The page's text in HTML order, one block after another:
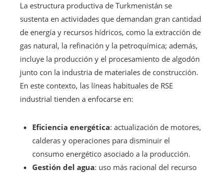
La estructura productiva de Turkmenistán se
sustenta en actividades que demandan gran cantidad
de energía y recursos hídricos, como la extracción de
gas natural, la refinación y la petroquímica; además,
incluye la producción y el procesamiento de algodón
junto con la industria de materiales de construcción.
En este contexto, las líneas habituales de RSE
industrial tienden a enfocarse en:
Eficiencia energética: actualización de motores,
calderas y operaciones para disminuir el
consumo energético asociado a la producción.
Gestión del agua: uso más racional del recurso